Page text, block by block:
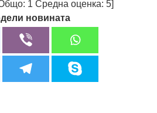
1 Средна оценка: 5]
новината